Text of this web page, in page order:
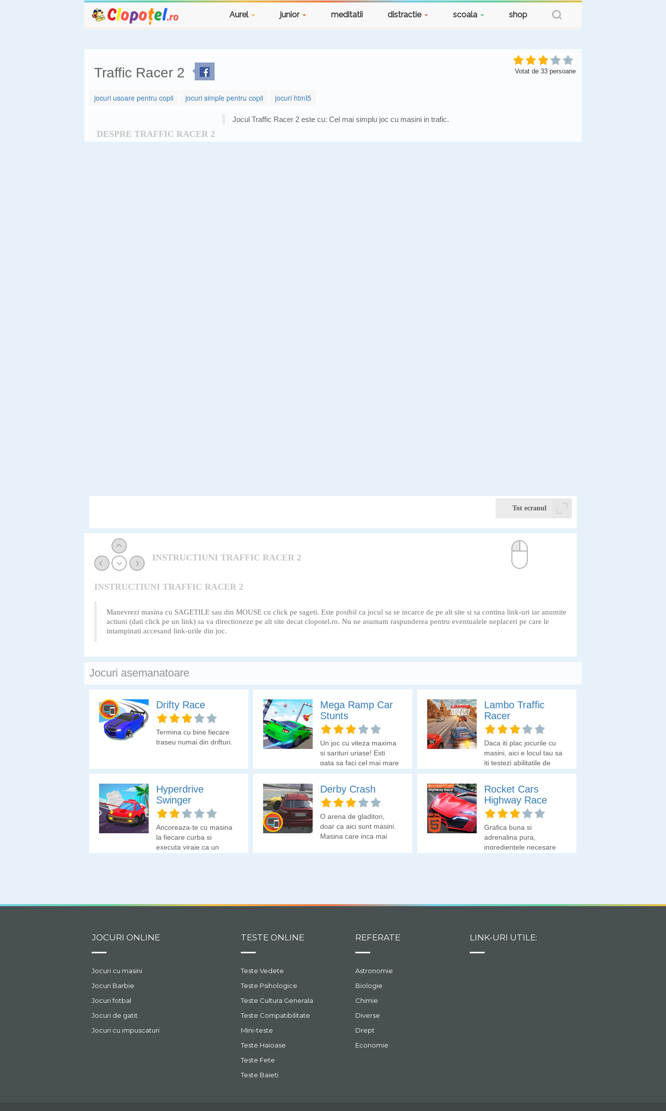
Aurel junior meditatii distractie scoala shop
Traffic Racer 2 Votat de 33 persoane
jocuri usoare pentru copii jocuri simple pentru copii jocuri html5
DESPRE TRAFFIC RACER 2
Jocul Traffic Racer 2 este cu: Cel mai simplu joc cu masini in trafic.
Tot ecranul
INSTRUCTIUNI TRAFFIC RACER 2
INSTRUCTIUNI TRAFFIC RACER 2
Manevrezi masina cu SAGETILE sau din MOUSE cu click pe sageti. Este posibil ca jocul sa se incarce de pe alt site si sa contina link-uri iar anumite
actiuni (dati click pe un link) sa va directioneze pe alt site decat clopotel.ro. Nu ne asumam raspunderea pentru eventualele neplaceri pe care le
intampinati accesand link-urile din joc.
Jocuri asemanatoare
Drifty Race
Termina cu bine fiecare
traseu numai din drifturi.
Mega Ramp Car
Stunts
Un joc cu viteza maxima
si sarituri uriase! Esti
gata sa faci cel mai mare
salt din istorie?
Lambo Traffic
Racer
Daca iti plac jocurile cu
masini, aici e locul tau sa
iti testezi abilitatile de
sofer.
Hyperdrive
Swinger
Ancoreaza-te cu masina
la fiecare curba si
executa viraje ca un
Derby Crash
O arena de gladitori,
doar ca aici sunt masini.
Masina care inca mai
Rocket Cars
Highway Race
Grafica buna si
adrenalina pura,
ingredientele necesare
JOCURI ONLINE
Jocuri cu masini
Jocuri Barbie
Jocuri fotbal
Jocuri de gatit
Jocuri cu impuscaturi
TESTE ONLINE
Teste Vedete
Teste Psihologice
Teste Cultura Generala
Teste Compatibilitate
Mini-teste
Teste Haioase
Teste Fete
Teste Baieti
REFERATE
Astronomie
Biologie
Chimie
Diverse
Drept
Economie
LINK-URI UTILE: